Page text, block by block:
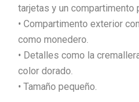
tarjetas y un compartimento
• Compartimento exterior
como monedero.
• Detalles como la
color dorado.
• Tamaño pequeño.